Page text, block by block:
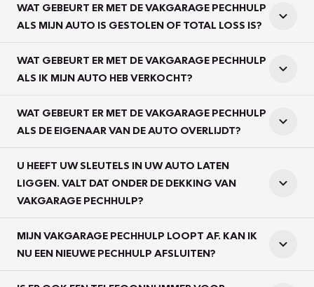
WAT GEBEURT ER MET DE VAKGARAGE PECHHULP
ALS MIJN AUTO IS GESTOLEN OF TOTAL LOSS IS?
WAT GEBEURT ER MET DE VAKGARAGE PECHHULP
ALS IK MIJN AUTO HEB VERKOCHT?
WAT GEBEURT ER MET DE VAKGARAGE PECHHULP
ALS DE EIGENAAR VAN DE AUTO OVERLIJDT?
U HEEFT UW SLEUTELS IN UW AUTO LATEN
LIGGEN. VALT DAT ONDER DE DEKKING VAN
VAKGARAGE PECHHULP?
MIJN VAKGARAGE PECHHULP LOOPT AF. KAN IK
NU EEN NIEUWE PECHHULP AFSLUITEN?